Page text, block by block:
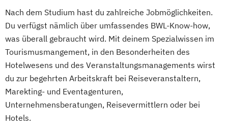
Nach dem Studium hast du zahlreiche Jobmöglichkeiten.
Du verfügst nämlich über umfassendes BWL-Know-how,
was überall gebraucht wird. Mit deinem Spezialwissen im
Tourismusmangement, in den Besonderheiten des
Hotelwesens und des Veranstaltungsmanagements wirst
du zur begehrten Arbeitskraft bei Reiseveranstaltern,
Marekting- und Eventagenturen,
Unternehmensberatungen, Reisevermittlern oder bei
Hotels.